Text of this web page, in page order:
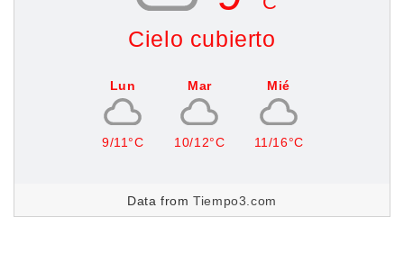
Cielo cubierto
Lun
9/11°C
Mar
10/12°C
Mié
11/16°C
Data fromTiempo3.com